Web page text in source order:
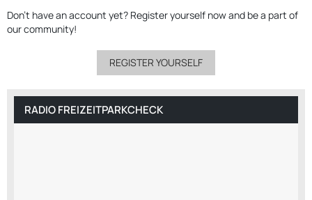
Don’t have an account yet? Register yourself nowand be a part of
our community!
REGISTER YOURSELF
RADIO FREIZEITPARKCHECK